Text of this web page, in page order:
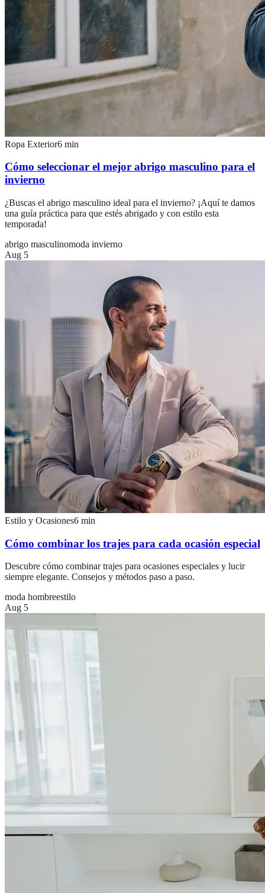
Ropa Exterior6 min
Cómo seleccionar el mejor abrigo masculino para el
invierno
¿Buscas el abrigo masculino ideal para el invierno? ¡Aquí te damos
una guía práctica para que estés abrigado y con estilo esta
temporada!
abrigo masculinomoda invierno
Aug 5
Estilo y Ocasiones6 min
Cómo combinar los trajes para cada ocasión especial
Descubre cómo combinar trajes para ocasiones especiales y lucir
siempre elegante. Consejos y métodos paso a paso.
moda hombreestilo
Aug 5